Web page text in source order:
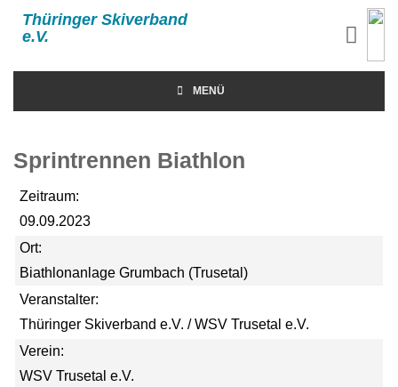
Thüringer Skiverband
e.V.
MENÜ
Sprintrennen Biathlon
Zeitraum:
09.09.2023
Ort:
Biathlonanlage Grumbach (Trusetal)
Veranstalter:
Thüringer Skiverband e.V. / WSV Trusetal e.V.
Verein:
WSV Trusetal e.V.